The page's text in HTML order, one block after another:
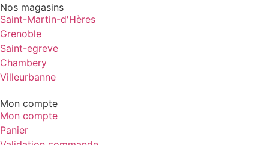
Nos magasins
Saint-Martin-d'Hères
Grenoble
Saint-egreve
Chambery
Villeurbanne
Mon compte
Mon compte
Panier